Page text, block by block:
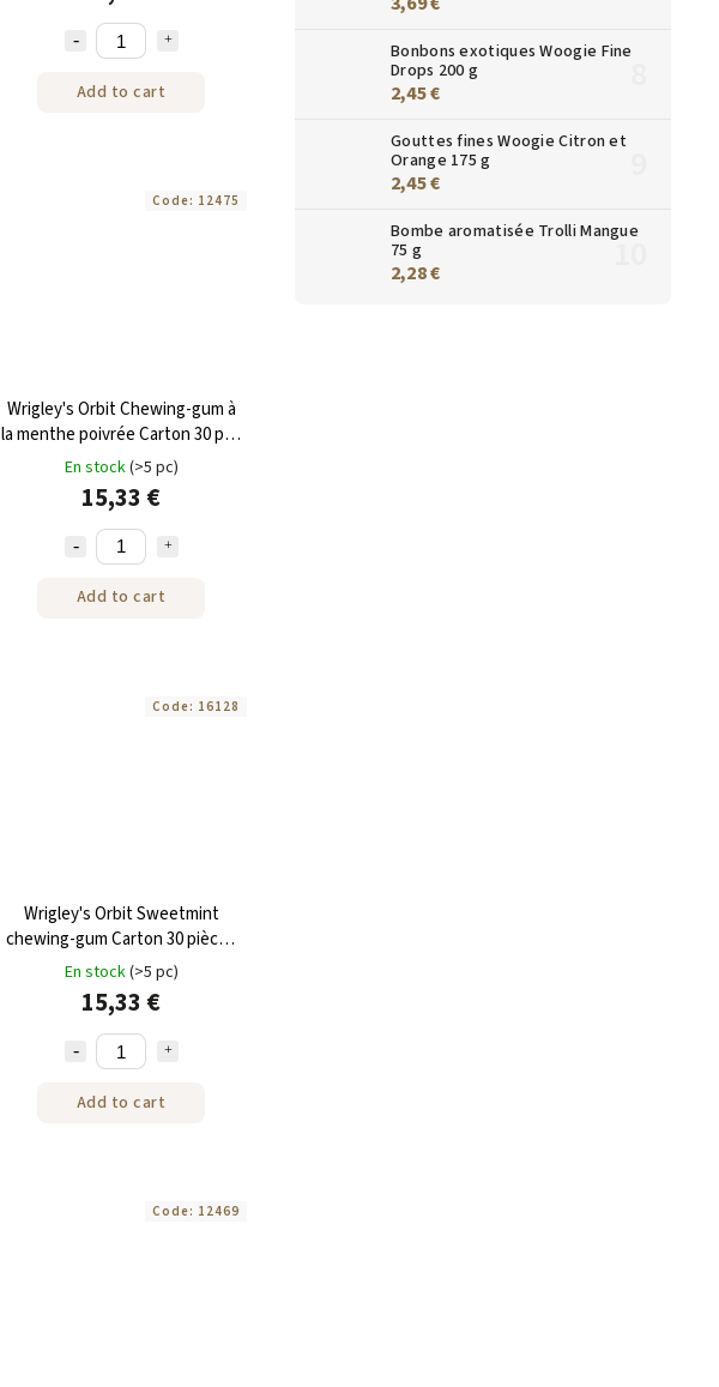
Bonbons exotiques Woogie Fine
Drops 200 g
2,45 €
Gouttes fines Woogie Citron et
Orange 175 g
2,45 €
Bombe aromatisée Trolli Mangue
75 g
2,28 €
Add to cart
Wrigley's Orbit Chewing-gum à
la menthe poivrée Carton 30 pcs
420 g
En stock(>5 pc)
15,33 €
Add to cart
Code: 12475
Wrigley's Orbit Sweetmint
chewing-gum Carton 30 pièces
420 g
En stock(>5 pc)
15,33 €
Add to cart
Code: 16128
Code: 12469